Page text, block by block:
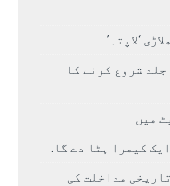
‘لاپتہ’
شروع کرنے کا
میں
مداخلت کی